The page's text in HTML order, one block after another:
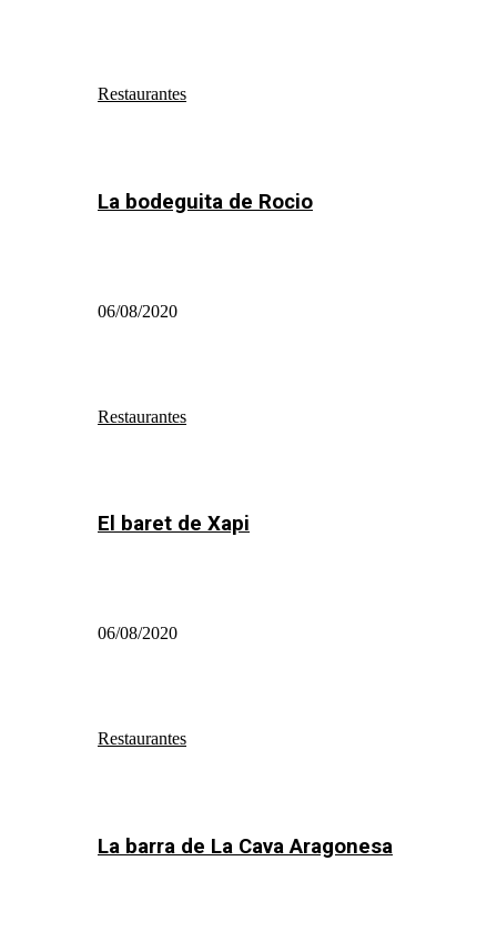
Restaurantes
La bodeguita de Rocio
06/08/2020
Restaurantes
El baret de Xapi
06/08/2020
Restaurantes
La barra de La Cava Aragonesa